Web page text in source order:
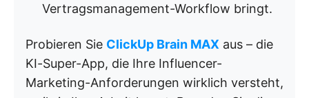
Vertragsmanagement-Workflow bringt.
Probieren Sie ClickUp Brain MAX aus – die
KI-Super-App, die Ihre Influencer-
Marketing-Anforderungen wirklich versteht,